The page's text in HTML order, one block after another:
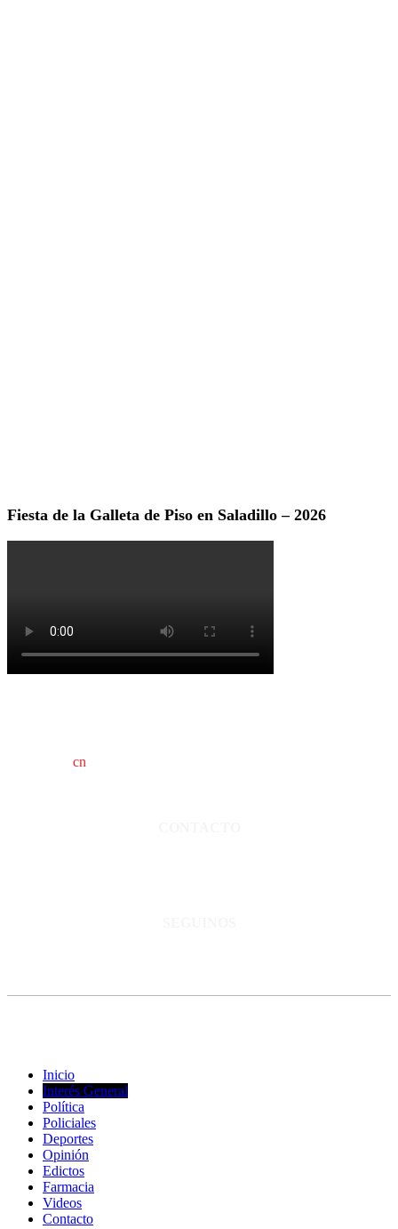
Fiesta de la Galleta de Piso en Saladillo – 2026
cn
Inicio
Interés General
Política
Policiales
Deportes
Opinión
Edictos
Farmacia
Videos
Contacto